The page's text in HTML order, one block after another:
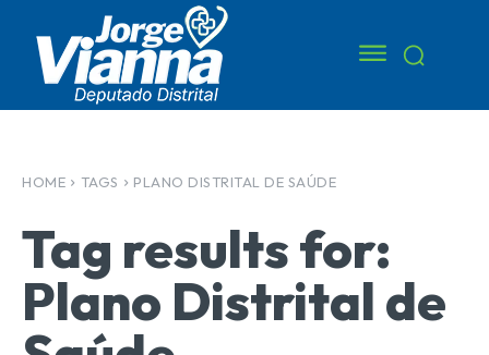
HOME TAGS PLANO DISTRITAL DE SAÚDE
Tag results for:
Plano Distrital de